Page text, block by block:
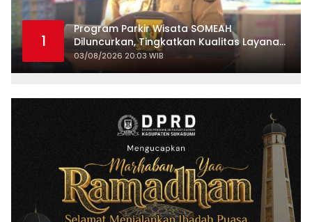
1
Program Parkir Wisata SOMEAH
Diluncurkan, Tingkatkan Kualitas Layanan
Kepariwisataan
03/08/2026 20:03 WIB